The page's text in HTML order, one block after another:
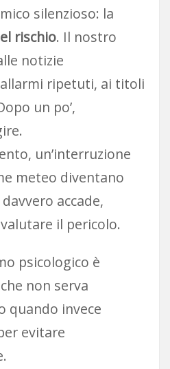
silenzioso: la
rischio. Il nostro
notizie
ripetuti, ai titoli
un po’,
un’interruzione
meteo diventano
accade,
il pericolo.
psicologico è
non serva
quando invece
evitare